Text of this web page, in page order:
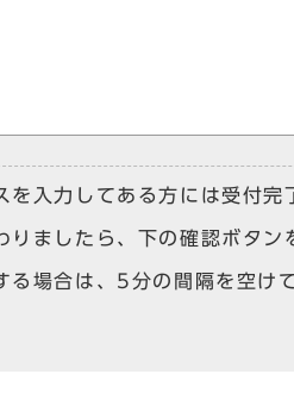
を入力してある方には受付完
りましたら、下の確認ボタン
る場合は、5分の間隔を空け